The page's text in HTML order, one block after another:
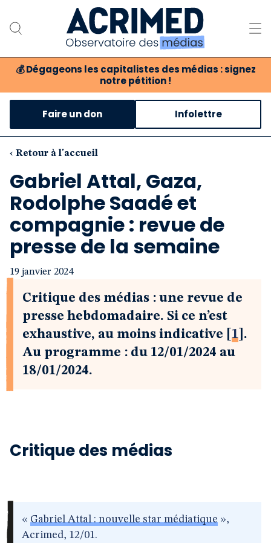
💰 Dégageons les capitalistes des médias : signez
notre pétition !
Notre association
Notre critique des médias
Nos propositions
Notre revue
Boutique
Faire un don Infolettre
‹ Retour à l'accueil
Gabriel Attal, Gaza,
Rodolphe Saadé et
compagnie : revue de
presse de la semaine
19 janvier 2024
Critique des médias : une revue de
presse hebdomadaire. Si ce n’est
exhaustive, au moins indicative
1 .
Au programme : du 12/01/2024 au
18/01/2024.
Critique des médias
« Gabriel Attal : nouvelle star médiatique »,
Acrimed, 12/01.